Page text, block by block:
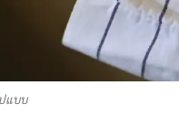
แบบ